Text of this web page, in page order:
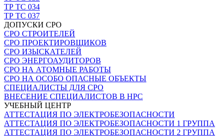
ТР ТС 034
ТР ТС 037
ДОПУСКИ СРО
СРО СТРОИТЕЛЕЙ
СРО ПРОЕКТИРОВЩИКОВ
СРО ИЗЫСКАТЕЛЕЙ
СРО ЭНЕРГОАУДИТОРОВ
СРО НА АТОМНЫЕ РАБОТЫ
СРО НА ОСОБО ОПАСНЫЕ ОБЪЕКТЫ
СПЕЦИАЛИСТЫ ДЛЯ СРО
ВНЕСЕНИЕ СПЕЦИАЛИСТОВ В НРС
УЧЕБНЫЙ ЦЕНТР
АТТЕСТАЦИЯ ПО ЭЛЕКТРОБЕЗОПАСНОСТИ
АТТЕСТАЦИЯ ПО ЭЛЕКТРОБЕЗОПАСНОСТИ 1 ГРУППА
АТТЕСТАЦИЯ ПО ЭЛЕКТРОБЕЗОПАСНОСТИ 2 ГРУППА